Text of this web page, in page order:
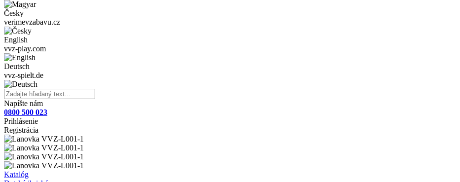
Česky
verimevzabavu.cz
English
vvz-play.com
Deutsch
vvz-spielt.de
Napíšte nám
0800 500 023
Prihlásenie
Registrácia
Katalóg